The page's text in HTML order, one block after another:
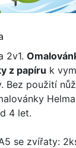
2v1.
z papíru k
Bez použití
4 let.
se zvířaty: